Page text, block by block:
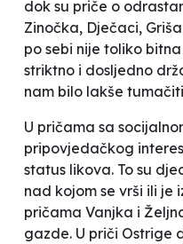
dok su priče o
Zinočka, Dječaci, Griša
po sebi nije toliko
striktno i dosljedno
nam bilo lakše
U pričama sa
pripovjedačkog
status likova. To su
nad kojom se vrši ili je
pričama Vanjka i
gazde. U priči Ostrige